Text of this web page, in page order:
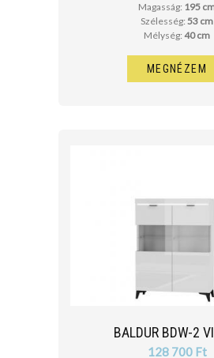
Magasság: 195
Szélesség: 53 cm
Mélység: 40 cm
MEGNÉZEM
BALDUR BDW-2
128 700 Ft